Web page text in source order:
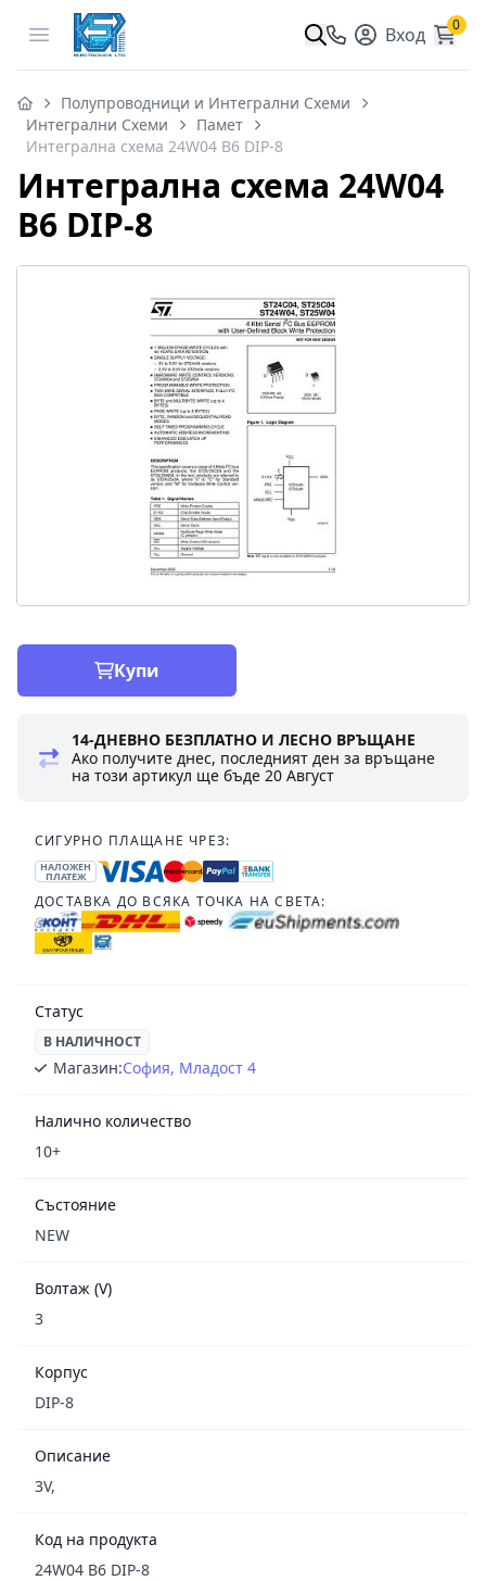
Open menu Вход 0
Полупроводници и Интегрални Схеми
Интегрални Схеми
Памет
Интегрална схема 24W04 B6 DIP-8
Интегрална схема 24W04
B6 DIP-8
Купи
14-ДНЕВНО БЕЗПЛАТНО И ЛЕСНО ВРЪЩАНЕ
Ако получите днес, последният ден за връщане
на този артикул ще бъде20 Август
СИГУРНО ПЛАЩАНЕ ЧРЕЗ:
НАЛОЖЕН
ПЛАТЕЖ
ДОСТАВКА ДО ВСЯКА ТОЧКА НА СВЕТА:
Статус
В НАЛИЧНОСТ
Магазин:София, Младост 4
Налично количество
10+
Състояние
NEW
Волтаж (V)
3
Корпус
DIP-8
Описание
3V,
Код на продукта
24W04 B6 DIP-8